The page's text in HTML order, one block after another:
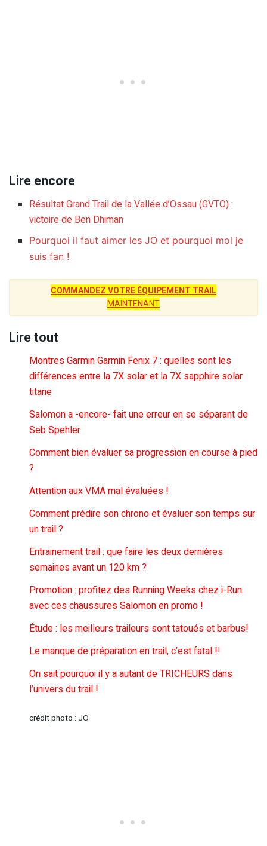
Lire encore
Résultat Grand Trail de la Vallée d’Ossau (GVTO) :
victoire de Ben Dhiman
Pourquoi il faut aimer les JO et pourquoi moi je
suis fan !
COMMANDEZ VOTRE ÉQUIPEMENT TRAIL
MAINTENANT
Lire tout
Montres Garmin Garmin Fenix 7 : quelles sont les
différences entre la 7X solar et la 7X sapphire solar
titane
Salomon a -encore- fait une erreur en se séparant de
Seb Spehler
Comment bien évaluer sa progression en course à pied
?
Attention aux VMA mal évaluées !
Comment prédire son chrono et évaluer son temps sur
un trail ?
Entrainement trail : que faire les deux dernières
semaines avant un 120 km ?
Promotion : profitez des Running Weeks chez i-Run
avec ces chaussures Salomon en promo !
Étude : les meilleurs traileurs sont tatoués et barbus!
Le manque de préparation en trail, c’est fatal !!
On sait pourquoi il y a autant de TRICHEURS dans
l’univers du trail !
crédit photo : JO